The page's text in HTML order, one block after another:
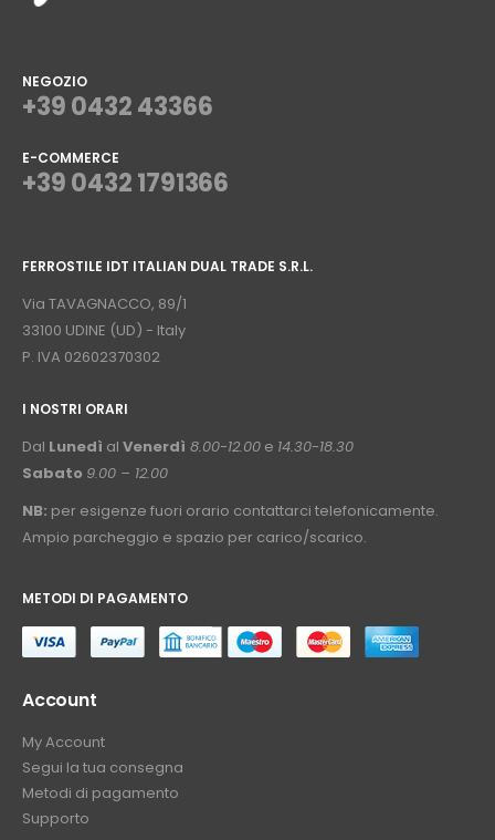
NEGOZIO
+39 0432 43366
E-COMMERCE
+39 0432 1791366
FERROSTILE IDT ITALIAN DUAL TRADE S.R.L.
Via TAVAGNACCO, 89/1
33100 UDINE (UD) - Italy
P. IVA 02602370302
I NOSTRI ORARI
Dal Lunedì al Venerdì 8.00-12.00 e 14.30-18.30
Sabato 9.00 – 12.00
NB: per esigenze fuori orario contattarci telefonicamente.
Ampio parcheggio e spazio per carico/scarico.
METODI DI PAGAMENTO
Account
My Account
Segui la tua consegna
Metodi di pagamento
Supporto